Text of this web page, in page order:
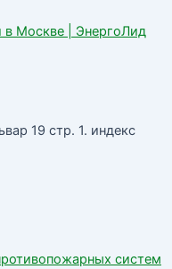
в Москве | ЭнергоЛид
19 стр. 1. индекс
систем